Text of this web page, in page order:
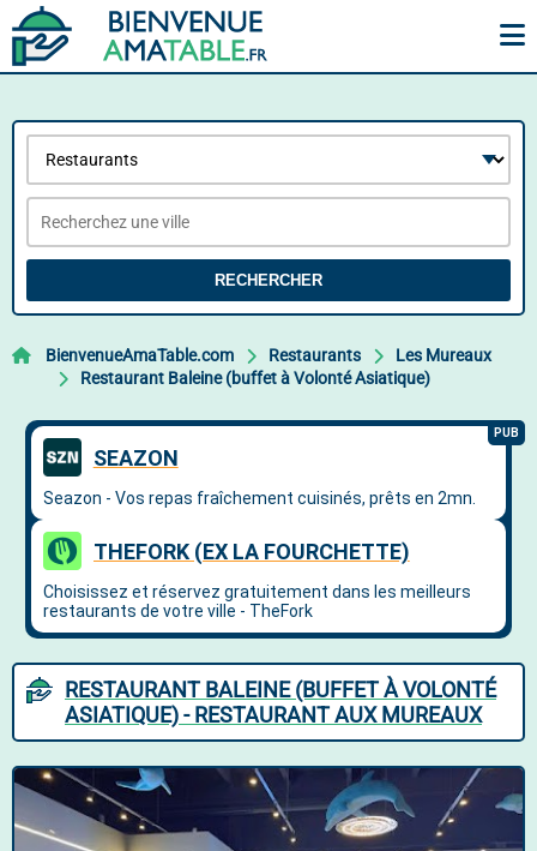
RECHERCHER
BienvenueAmaTable.com Restaurants
Les Mureaux
Restaurant Baleine (buffet à Volonté Asiatique)
RESTAURANT BALEINE (BUFFET À VOLONTÉ
ASIATIQUE) - RESTAURANT AUX MUREAUX